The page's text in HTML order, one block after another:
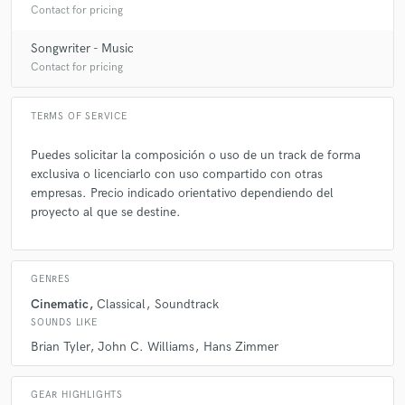
A:Vas a sonar de película.
Q:What do you like most about your job?
A:Crear e instrumentar, disfruto viendo como una pequeña idea va
Q:What's the biggest misconception about what you do?
intentar llegar a nivel técnico imposible de alcanzar por mi parte, por
eso cuento con la ayuda de profesionales externos.
quieres sonar como los demás... o sonar de película.
Contact for pricing
Songwriter - Music
Contact for pricing
TERMS OF SERVICE
Puedes solicitar la composición o uso de un track de forma
exclusiva o licenciarlo con uso compartido con otras
empresas. Precio indicado orientativo dependiendo del
proyecto al que se destine.
GENRES
Cinematic Classical Soundtrack
SOUNDS LIKE
Brian Tyler John C. Williams Hans Zimmer
GEAR HIGHLIGHTS